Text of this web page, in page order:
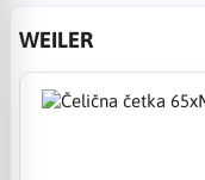
WEILER